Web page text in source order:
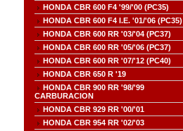
HONDA CBR 600 F4 '99/'00 (PC35)
HONDA CBR 600 F4 I.E. '01/'06 (PC35)
HONDA CBR 600 RR '03/'04 (PC37)
HONDA CBR 600 RR '05/'06 (PC37)
HONDA CBR 600 RR '07/'12 (PC40)
HONDA CBR 650 R '19
HONDA CBR 900 RR '98/'99
CARBURACION
HONDA CBR 929 RR '00/'01
HONDA CBR 954 RR '02/'03